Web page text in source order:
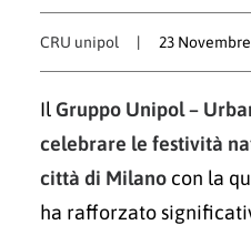
CRU unipol | 23
Il Gruppo Unipol –
celebrare le festività
città di Milano con la
ha rafforzato